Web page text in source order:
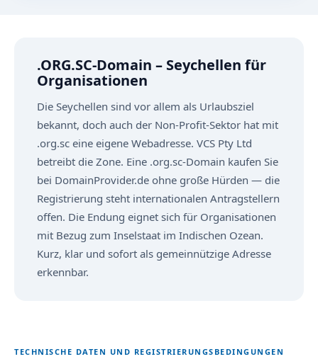
.ORG.SC-Domain – Seychellen für
Organisationen
Die Seychellen sind vor allem als Urlaubsziel
bekannt, doch auch der Non-Profit-Sektor hat mit
.org.sc eine eigene Webadresse. VCS Pty Ltd
betreibt die Zone. Eine .org.sc-Domain kaufen Sie
bei DomainProvider.de ohne große Hürden — die
Registrierung steht internationalen Antragstellern
offen. Die Endung eignet sich für Organisationen
mit Bezug zum Inselstaat im Indischen Ozean.
Kurz, klar und sofort als gemeinnützige Adresse
erkennbar.
TECHNISCHE DATEN UND REGISTRIERUNGSBEDINGUNGEN